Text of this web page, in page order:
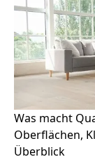
Was macht
Oberflächen,
Überblick